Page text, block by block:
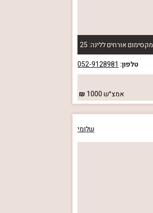
מקסימום אורחים ללינה: 25
טלפון: 052-9128981
אמצ״ש1000
שלומי